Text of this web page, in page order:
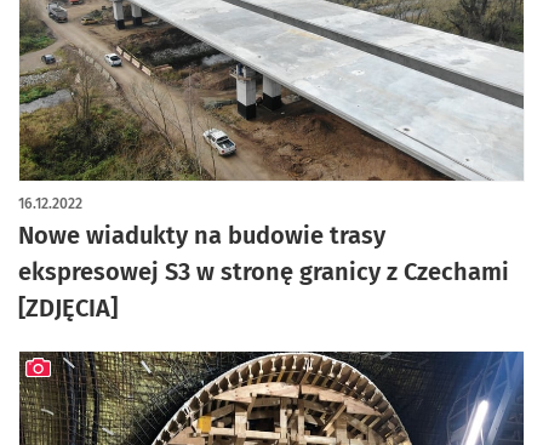
Nowe wiadukty na budowie trasy
ekspresowej S3 w stronę granicy z Czechami
[ZDJĘCIA]
16.12.2022
artykuł z galerią zdjęć